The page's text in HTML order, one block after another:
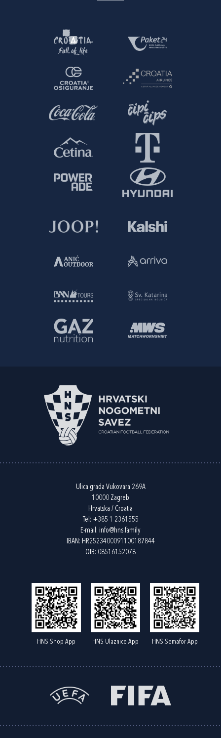
Ulica grada Vukovara 269A
10000 Zagreb
Hrvatska / Croatia
Tel: +385 1 2361555
E-mail: info@hns.family
IBAN: HR2523400091100187844
OIB: 08516152078
HNS Shop App HNS Ulaznice App HNS Semafor App